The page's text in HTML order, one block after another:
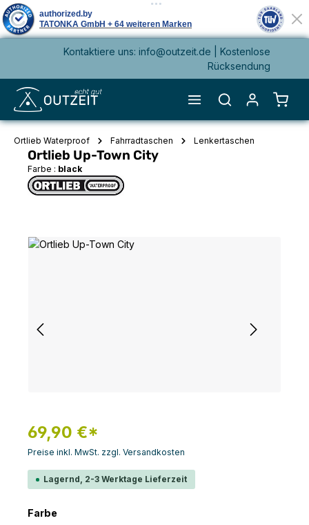
springenKontaktiere uns: info@outzeit.de | Kostenlose
Rücksendung
Ortlieb Waterproof Fahrradtaschen Lenkertaschen
Ortlieb Up-Town City
Farbe : black
Bildergalerie überspringen
69,90 €*
Preise inkl. MwSt. zzgl. Versandkosten
Lagernd, 2-3 Werktage Lieferzeit
Farbeauswählen